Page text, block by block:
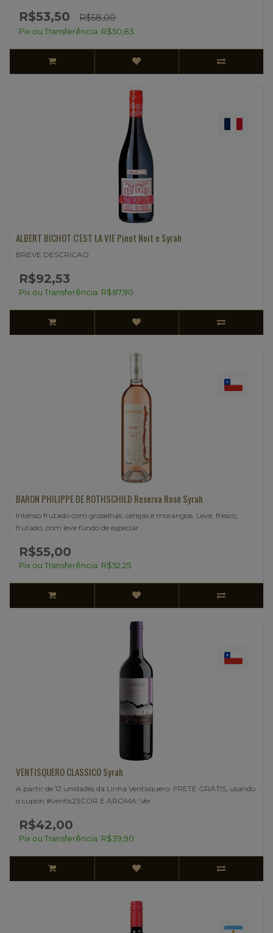
R$53,50 R$58,00
Pix ou Transferência: R$50,83
ALBERT BICHOT C'EST LA VIE Pinot Noit e Syrah
BREVE DESCRICAO..
R$92,53
Pix ou Transferência: R$87,90
BARON PHILIPPE DE ROTHSCHILD Reserva Rosé Syrah
Intenso frutado com groselhas, cerejas e morangos. Leve, fresco,
frutado, com leve fundo de especiar..
R$55,00
Pix ou Transferência: R$52,25
VENTISQUERO CLASSICO Syrah
A partir de 12 unidades da Linha Ventisquero: FRETE GRÁTIS, usando
o cupon #ventis23COR E AROMA: Ver..
R$42,00
Pix ou Transferência: R$39,90